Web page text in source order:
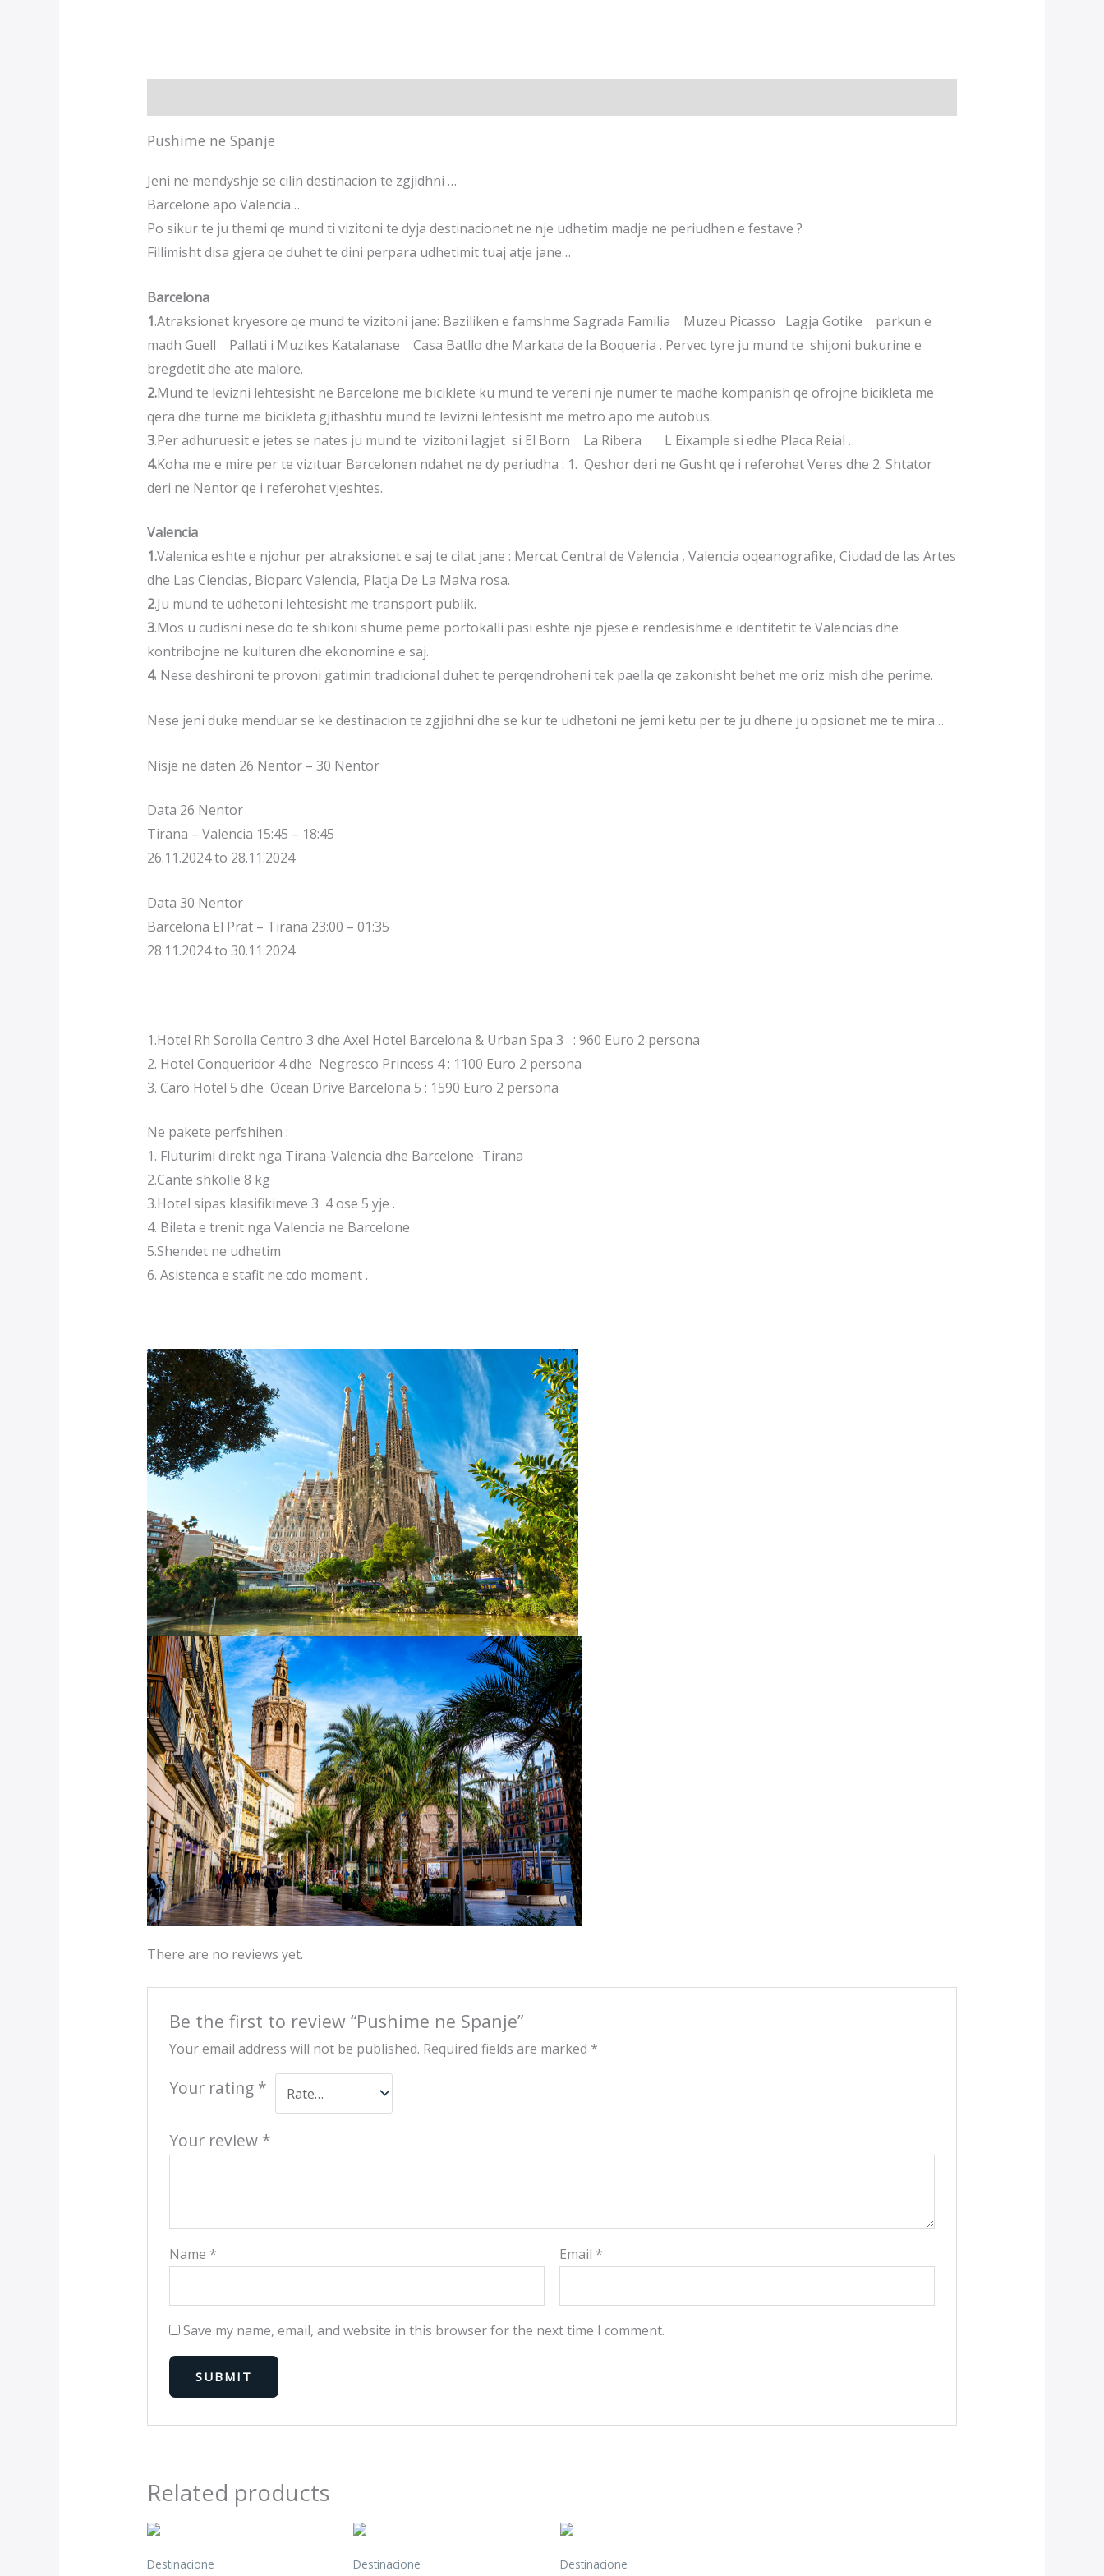
Pushime ne Spanje
Jeni ne mendyshje se cilin destinacion te zgjidhni …
Barcelone apo Valencia…
Po sikur te ju themi qe mund ti vizitoni te dyja destinacionet ne nje udhetim madje ne periudhen e festave ?
Fillimisht disa gjera qe duhet te dini perpara udhetimit tuaj atje jane…
Barcelona
1.Atraksionet kryesore qe mund te vizitoni jane: Baziliken e famshme Sagrada Familia Muzeu Picasso Lagja Gotike parkun e
madh Guell Pallati i Muzikes Katalanase Casa Batllo dhe Markata de la Boqueria . Pervec tyre ju mund te shijoni bukurine e
bregdetit dhe ate malore.
2.Mund te levizni lehtesisht ne Barcelone me biciklete ku mund te vereni nje numer te madhe kompanish qe ofrojne bicikleta me
qera dhe turne me bicikleta gjithashtu mund te levizni lehtesisht me metro apo me autobus.
3.Per adhuruesit e jetes se nates ju mund te vizitoni lagjet si El Born La Ribera L Eixample si edhe Placa Reial .
4.Koha me e mire per te vizituar Barcelonen ndahet ne dy periudha : 1. Qeshor deri ne Gusht qe i referohet Veres dhe 2. Shtator
deri ne Nentor qe i referohet vjeshtes.
Valencia
1.Valenica eshte e njohur per atraksionet e saj te cilat jane : Mercat Central de Valencia , Valencia oqeanografike, Ciudad de las Artes
dhe Las Ciencias, Bioparc Valencia, Platja De La Malva rosa.
2.Ju mund te udhetoni lehtesisht me transport publik.
3.Mos u cudisni nese do te shikoni shume peme portokalli pasi eshte nje pjese e rendesishme e identitetit te Valencias dhe
kontribojne ne kulturen dhe ekonomine e saj.
4. Nese deshironi te provoni gatimin tradicional duhet te perqendroheni tek paella qe zakonisht behet me oriz mish dhe perime.
Nese jeni duke menduar se ke destinacion te zgjidhni dhe se kur te udhetoni ne jemi ketu per te ju dhene ju opsionet me te mira…
Nisje ne daten 26 Nentor – 30 Nentor
Data 26 Nentor
Tirana – Valencia 15:45 – 18:45
26.11.2024 to 28.11.2024
Data 30 Nentor
Barcelona El Prat – Tirana 23:00 – 01:35
28.11.2024 to 30.11.2024
1.Hotel Rh Sorolla Centro 3 dhe Axel Hotel Barcelona & Urban Spa 3 : 960 Euro 2 persona
2. Hotel Conqueridor 4 dhe Negresco Princess 4 : 1100 Euro 2 persona
3. Caro Hotel 5 dhe Ocean Drive Barcelona 5 : 1590 Euro 2 persona
Ne pakete perfshihen :
1. Fluturimi direkt nga Tirana-Valencia dhe Barcelone -Tirana
2.Cante shkolle 8 kg
3.Hotel sipas klasifikimeve 3 4 ose 5 yje .
4. Bileta e trenit nga Valencia ne Barcelone
5.Shendet ne udhetim
6. Asistenca e stafit ne cdo moment .
There are no reviews yet.
Be the first to review “Pushime ne Spanje”
Your email address will not be published. Required fields are marked *
Your rating *
Your review *
Name * Email *
Save my name, email, and website in this browser for the next time I comment.
Related products
Destinacione Destinacione Destinacione